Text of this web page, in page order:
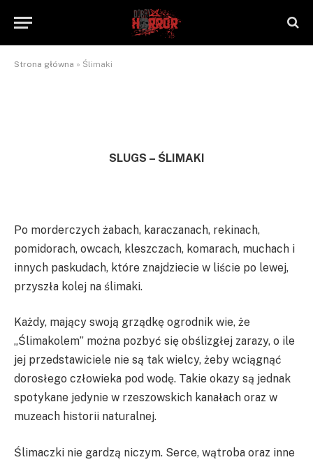
Strona główna » Ślimaki
NaTrzeźwoNieWarto
2012-09-10
SLUGS – ŚLIMAKI
Po morderczych żabach, karaczanach, rekinach,
pomidorach, owcach, kleszczach, komarach, muchach i
innych paskudach, które znajdziecie w liście po lewej,
przyszła kolej na ślimaki.
Każdy, mający swoją grządkę ogrodnik wie, że
„Ślimakolem” można pozbyć się obślizgłej zarazy, o ile
jej przedstawiciele nie są tak wielcy, żeby wciągnąć
dorosłego człowieka pod wodę. Takie okazy są jednak
spotykane jedynie w rzeszowskich kanałach oraz w
muzeach historii naturalnej.
Ślimaczki nie gardzą niczym. Serce, wątroba oraz inne